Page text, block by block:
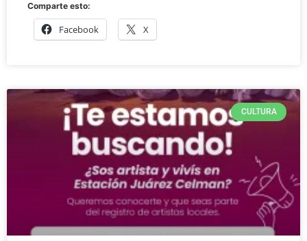
Comparte esto:
Facebook X
CULTURA